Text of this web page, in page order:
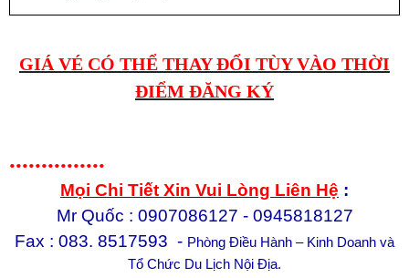
GIÁ VÉ CÓ THỂ THAY ĐỔI TÙY VÀO THỜI
ĐIỂM ĐĂNG KÝ
...............
Mọi Chi Tiết Xin Vui Lòng Liên Hệ :
Mr Quốc : 0907086127 - 0945818127
Fax : 083. 8517593 - Phòng Điều Hành – Kinh Doanh và
Tổ Chức Du Lịch Nội Địa.